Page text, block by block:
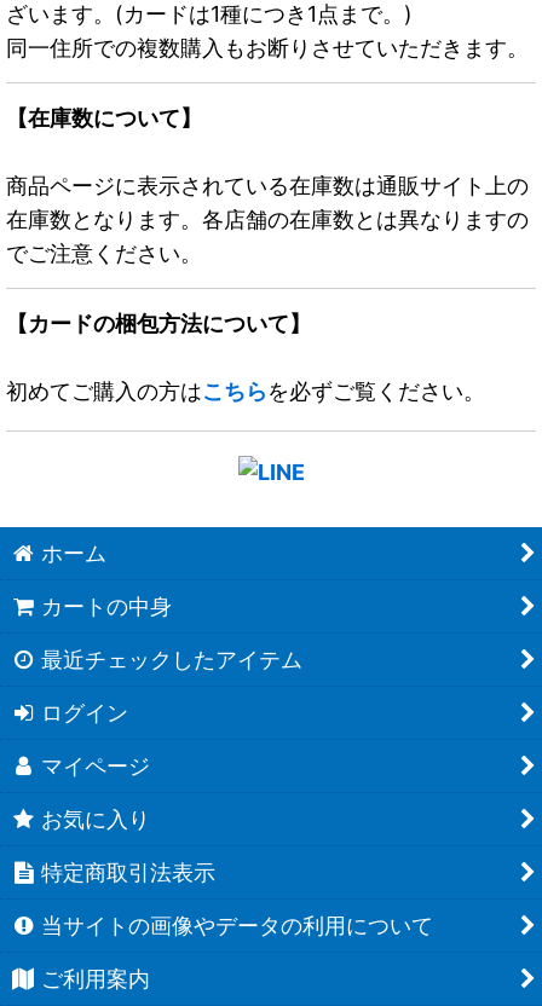
ざいます。(カードは1種につき1点まで。)
同一住所での複数購入もお断りさせていただきます。
【在庫数について】
商品ページに表示されている在庫数は通販サイト上の
在庫数となります。各店舗の在庫数とは異なりますの
でご注意ください。
【カードの梱包方法について】
初めてご購入の方はこちらを必ずご覧ください。
ホーム
カートの中身
最近チェックしたアイテム
ログイン
マイページ
お気に入り
特定商取引法表示
当サイトの画像やデータの利用について
ご利用案内